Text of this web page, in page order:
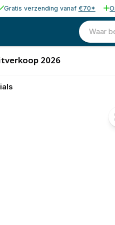
Gratis verzending vanaf €70*
Waar
2026